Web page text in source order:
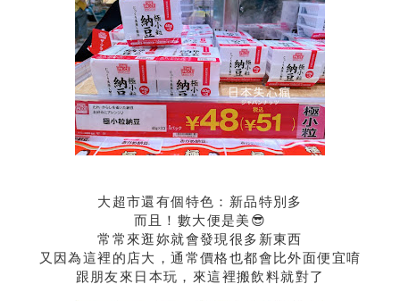
大超市還有個特色：新品特別多
而且！數大便是美😎
常常來逛妳就會發現很多新東西
又因為這裡的店大，通常價格也都會比外面便宜唷
跟朋友來日本玩，來這裡搬飲料就對了